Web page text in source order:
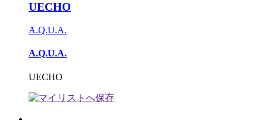
UECHO
A.Q.U.A.
A.Q.U.A.
UECHO